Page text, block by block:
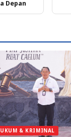
Depan
& KRIMINAL